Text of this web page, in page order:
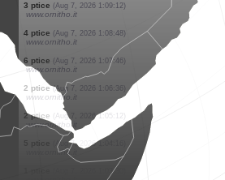
1 moljci (Aug 7, 2026 1:11:24)
www.faune-france.org
1 moljci (Aug 7, 2026 1:11:23)
www.faune-france.org
1 moljci (Aug 7, 2026 1:11:22)
www.faune-france.org
20 ptice (Aug 7, 2026 1:11:15)
www.ornitho.it
9 ptice (Aug 7, 2026 1:10:39)
www.ornitho.it
(Aug 7, 2026 1:10:04)
www.ornitho.it
(Aug 7, 2026 1:09:39)